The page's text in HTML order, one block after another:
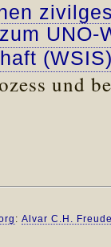
UNO-
und
:Alvar C.H.